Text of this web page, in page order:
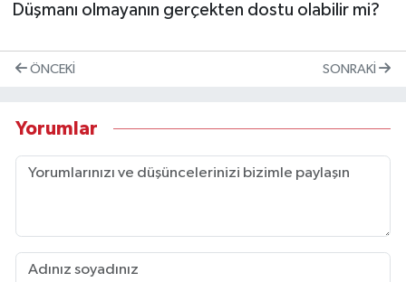
Düşmanı olmayanın gerçekten dostu olabilir mi?
ÖNCEKI SONRAKI
Yorumlar